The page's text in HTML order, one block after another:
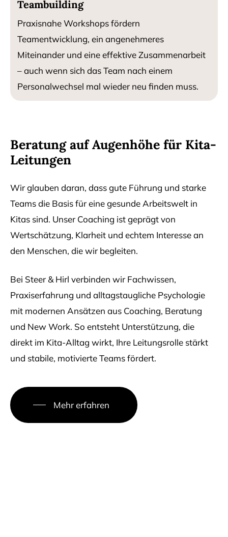
Teambuilding
Praxisnahe Workshops fördern
Teamentwicklung, ein angenehmeres
Miteinander und eine effektive Zusammenarbeit
– auch wenn sich das Team nach einem
Personalwechsel mal wieder neu finden muss.
Beratung auf Augenhöhe für Kita-
Leitungen
Wir glauben daran, dass gute Führung und starke
Teams die Basis für eine gesunde Arbeitswelt in
Kitas sind. Unser Coaching ist geprägt von
Wertschätzung, Klarheit und echtem Interesse an
den Menschen, die wir begleiten.
Bei Steer & Hirl verbinden wir Fachwissen,
Praxiserfahrung und alltagstaugliche Psychologie
mit modernen Ansätzen aus Coaching, Beratung
und New Work. So entsteht Unterstützung, die
direkt im Kita-Alltag wirkt, Ihre Leitungsrolle stärkt
und stabile, motivierte Teams fördert.
Mehr erfahren